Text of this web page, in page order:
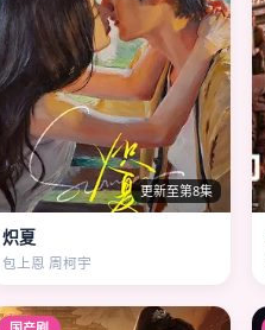
更新至第8集
炽夏
包上恩 周柯宇